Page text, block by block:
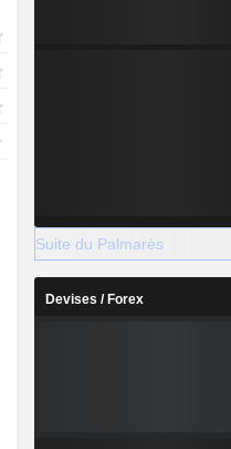
Suite du Palmarès
Devises / Forex